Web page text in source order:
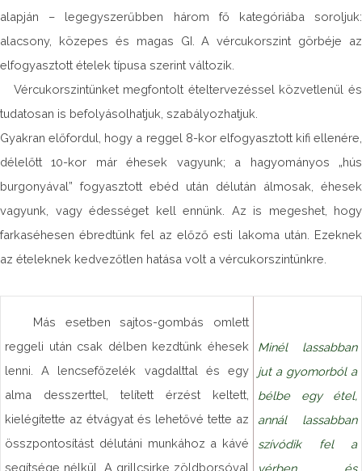
alapján – legegyszerűbben három fő kategóriába soroljuk:
alacsony, közepes és magas GI. A vércukorszint görbéje az
elfogyasztott ételek típusa szerint változik.
Vércukorszintünket megfontolt ételtervezéssel közvetlenül és
tudatosan is befolyásolhatjuk, szabályozhatjuk.
Gyakran előfordul, hogy a reggel 8-kor elfogyasztott kifi ellenére,
délelőtt 10-kor már éhesek vagyunk; a hagyományos „hús
burgonyával” fogyasztott ebéd után délután álmosak, éhesek
vagyunk, vagy édességet kell ennünk. Az is megeshet, hogy
farkaséhesen ébredtünk fel az előző esti lakoma után. Ezeknek
az ételeknek kedvezőtlen hatása volt a vércukorszintünkre.
Más esetben sajtos-gombás omlett
reggeli után csak délben kezdtünk éhesek
lenni. A lencsefőzelék vagdalttal és egy
alma desszerttel, telített érzést keltett,
kielégítette az étvágyat és lehetővé tette az
összpontosítást délutáni munkához a kávé
segítsége nélkül. A grillcsirke zöldborsóval
Minél lassabban
jut a gyomorból a
bélbe egy étel,
annál lassabban
szívódik fel a
vérben, és